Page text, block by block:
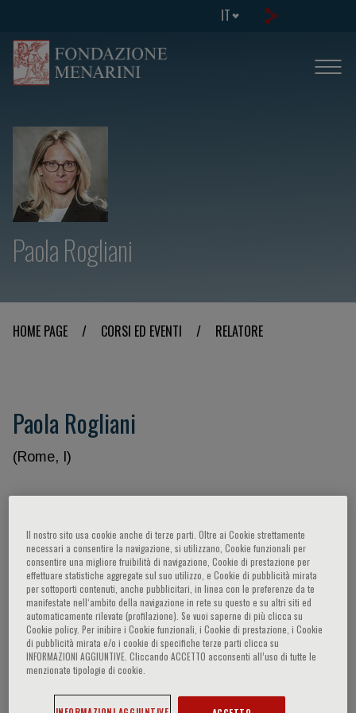
IT
Paola Rogliani
HOME PAGE / CORSI ED EVENTI / RELATORE
Paola Rogliani
(Rome, I)
Il nostro sito usa cookie anche di terze parti. Oltre ai Cookie strettamente
necessari a consentire la navigazione, si utilizzano, Cookie funzionali per
consentire una migliore fruibilità di navigazione, Cookie di prestazione per
effettuare statistiche aggregate sul suo utilizzo, e Cookie di pubblicità mirata
per sottoporti contenuti, anche pubblicitari, in linea con le preferenze da te
manifestate nell‘ambito della navigazione in rete su questo e su altri siti ed
automaticamente rilevate (profilazione). Se vuoi saperne di più clicca su
Cookie policy. Per inibire i Cookie funzionali, i Cookie di prestazione, i Cookie
di pubblicità mirata e/o i cookie di specifiche terze parti clicca su
INFORMAZIONI AGGIUNTIVE. Cliccando ACCETTO acconsenti all’uso di tutte le
menzionate tipologie di cookie.